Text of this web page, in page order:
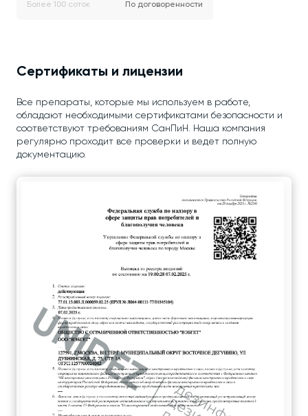
Более 100 соток По договоренности
Сертификаты и лицензии
Все препараты, которые мы используем в работе,
обладают необходимыми сертификатами безопасности и
соответствуют требованиям СанПиН. Наша компания
регулярно проходит все проверки и ведет полную
документацию.